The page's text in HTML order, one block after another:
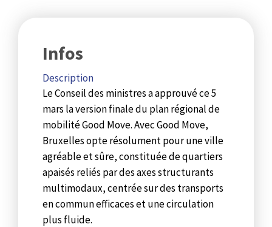
Infos
Description
Le Conseil des ministres a approuvé ce 5
mars la version finale du plan régional de
mobilité Good Move. Avec Good Move,
Bruxelles opte résolument pour une ville
agréable et sûre, constituée de quartiers
apaisés reliés par des axes structurants
multimodaux, centrée sur des transports
en commun efficaces et une circulation
plus fluide.